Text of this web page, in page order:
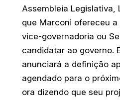
Assembleia Legislativa,
que Marconi ofereceu
vice-governadoria ou
candidatar ao governo.
anunciará a definição
agendado para o
ora dizendo que seu